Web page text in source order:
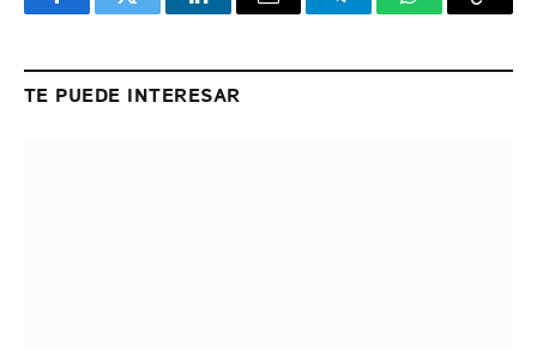
FacebookTwitter LinkedInEmail TelegramWhatsApp
Copy
TE PUEDE INTERESAR